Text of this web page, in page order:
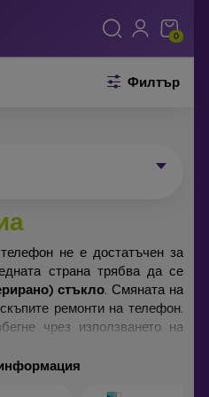
0
Филтър
не е достатъчен за
страна трябва да се
стъкло. Смяната на
ремонти на телефон.
чрез използването на
не съществува, но при